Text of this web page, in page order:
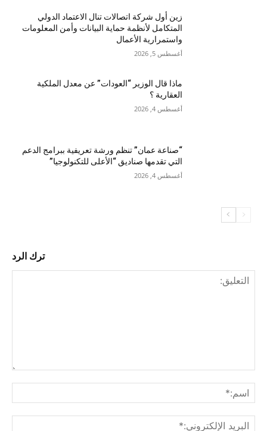
زين أول شركة اتصالات تنال الاعتماد الدولي
المتكامل لأنظمة حماية البيانات وأمن المعلومات
واستمرارية الأعمال
أغسطس 5, 2026
ماذا قال الوزير “العودات” عن معدل الملكية
العقارية ؟
أغسطس 4, 2026
“صناعة عمان” تنظم ورشة تعريفية ببرامج الدعم
التي تقدمها صناديق “الأعلى للتكنولوجيا”
أغسطس 4, 2026
ترك الرد